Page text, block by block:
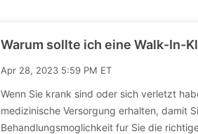
Warum sollte ich eine Walk-In-
Apr 28, 2023 5:59 PM ET
Wenn Sie krank sind oder sich verletzt
medizinische Versorgung erhalten, damit
Behandlungsmoglichkeit fur Sie die